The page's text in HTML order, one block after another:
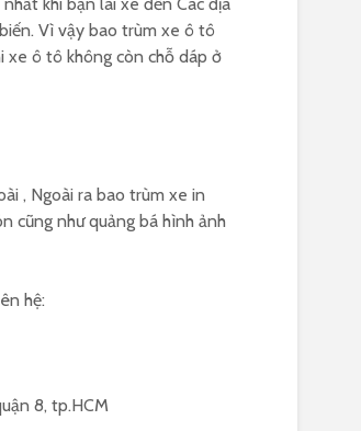
Vì vậy bao trùm xe ô tô
xe ô tô không còn chỗ dáp ở
, Ngoài ra bao trùm xe in
cũng như quảng bá hình ảnh
hệ:
8, tp.HCM